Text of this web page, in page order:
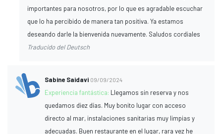
importantes para nosotros, por lo que es agradable escuchar
que lo ha percibido de manera tan positiva. Ya estamos
deseando darle la bienvenida nuevamente. Saludos cordiales
Traducido del Deutsch
Sabine Saidavi 09/09/2024
Experiencia fantástica: Llegamos sin reserva y nos
quedamos diez días. Muy bonito lugar con acceso
directo al mar, instalaciones sanitarias muy limpias y
adecuadas. Buen restaurante en el lugar, rara vez he